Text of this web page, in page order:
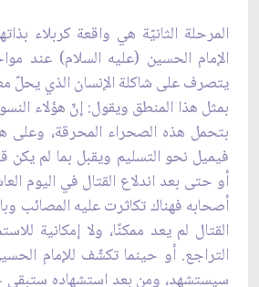
المرحلة الثانيّة هي واقعة كربلاء
الإمام الحسين (عليه السلام) عند
يتصرف على شاكلة الإنسان الذي يحلّ
بمثل هذا المنطق ويقول: إنّ هؤلاء
بتحمل هذه الصحراء المحرقة، وعلى
فيميل نحو التسليم ويقبل بما لم
أو حتى بعد اندلاع القتال في اليوم
أصحابه فهناك تكاثرت عليه المصائب
القتال لم يعد ممكنًا، ولا إمكانية
التراجع. أو حينما تكشّف للإمام
سيستشهد، ومن بعد استشهاده ستبقى